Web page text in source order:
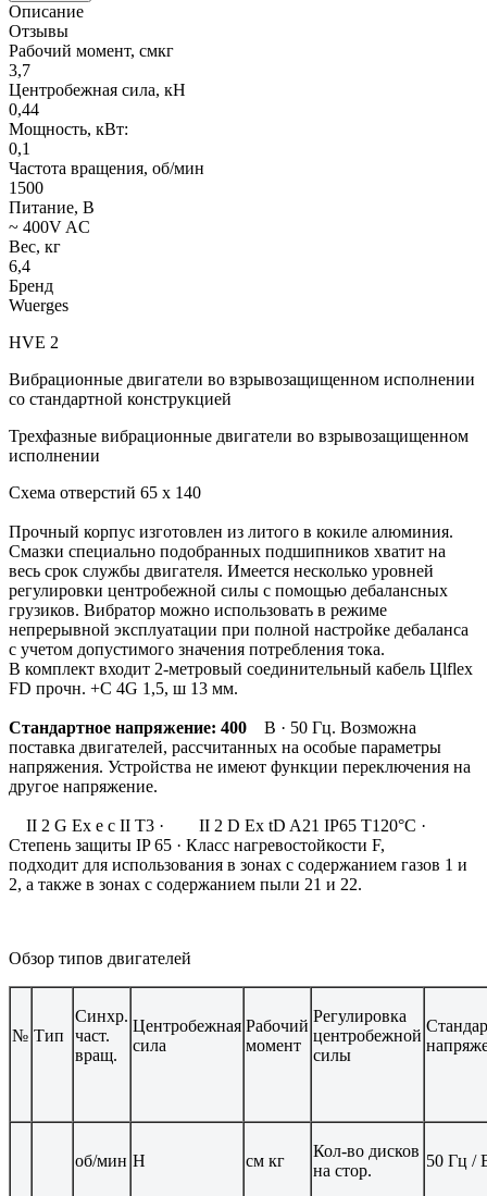
Описание
Отзывы
Рабочий момент, смкг
3,7
Центробежная сила, кН
0,44
Мощность, кВт:
0,1
Частота вращения, об/мин
1500
Питание, В
~ 400V AC
Вес, кг
6,4
Бренд
Wuerges
HVE 2
Вибрационные двигатели во взрывозащищенном исполнении
со стандартной конструкцией
Трехфазные вибрационные двигатели во взрывозащищенном
исполнении
Схема отверстий 65 x 140
Прочный корпус изготовлен из литого в кокиле алюминия.
Смазки специально подобранных подшипников хватит на
весь срок службы двигателя. Имеется несколько уровней
регулировки центробежной силы с помощью дебалансных
грузиков. Вибратор можно использовать в режиме
непрерывной эксплуатации при полной настройке дебаланса
с учетом допустимого значения потребления тока.
В комплект входит 2-метровый соединительный кабель Цlflex
FD прочн. +C 4G 1,5, ш 13 мм.
Стандартное напряжение: 400 В · 50 Гц. Возможна
поставка двигателей, рассчитанных на особые параметры
напряжения. Устройства не имеют функции переключения на
другое напряжение.
II 2 G Ex e c II T3 · II 2 D Ex tD A21 IP65 T120°C ·
Степень защиты IP 65 · Класс нагревостойкости F,
подходит для использования в зонах с содержанием газов 1 и
2, а также в зонах с содержанием пыли 21 и 22.
Обзор типов двигателей
№ Тип
Синхр.
част.
вращ.
Центробежная
сила
Рабочий
момент
Регулировка
центробежной
силы
об/мин Н см кг
Кол-во дисков
на стор.
50 Гц /